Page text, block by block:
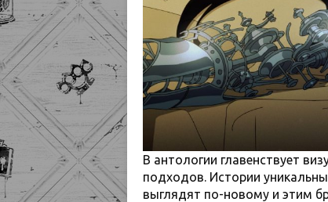
В антологии главенствует
подходов. Истории
выглядят по-новому и этим